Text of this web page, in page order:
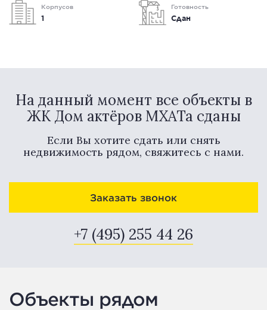
Корпусов
1
Готовность
Сдан
На данный момент все объекты в
ЖК Дом актёров МХАТа сданы
Если Вы хотите сдать или снять
недвижимость рядом, свяжитесь с нами.
Заказать звонок
+7 (495) 255 44 26
Объекты рядом